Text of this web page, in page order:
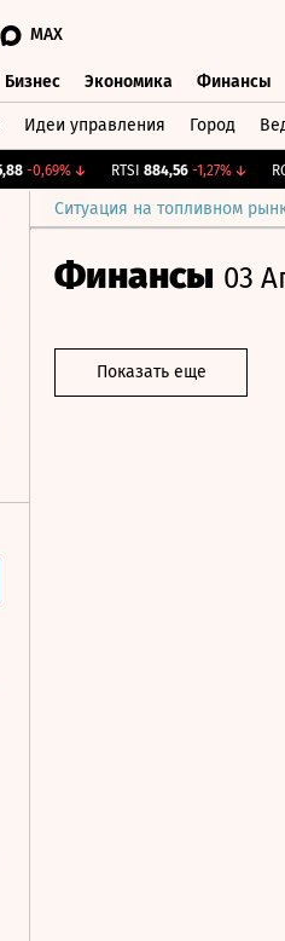
MAX
Бизнес Экономика Финансы
Идеи управления Город
-0,69%↓ RTSI 884,56 -1,27%↓ RGBI
Ситуация на топливном
Финансы 03
Показать еще